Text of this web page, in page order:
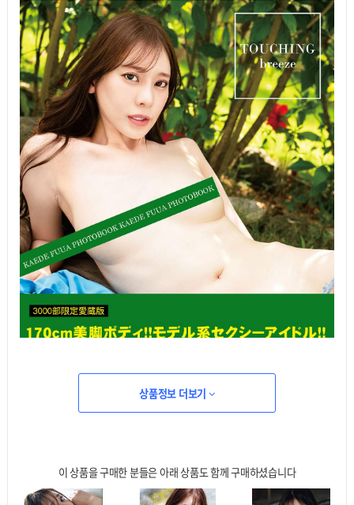
상품정보 더보기
이 상품을 구매한 분들은 아래 상품도 함께 구매하셨습니다